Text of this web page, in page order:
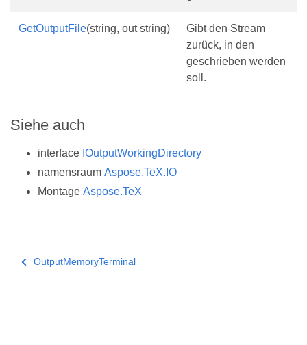
GetOutputFile(string, out string)
Gibt den Stream
zurück, in den
geschrieben werden
soll.
Siehe auch
interface IOutputWorkingDirectory
namensraum Aspose.TeX.IO
Montage Aspose.TeX
OutputMemoryTerminal